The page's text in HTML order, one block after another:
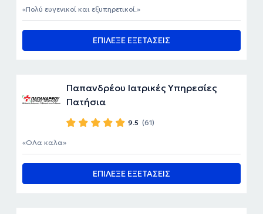
ΕΠΙΛΕΞΕ ΕΞΕΤΑΣΕΙΣ
Πολύ ευγενικοί και εξυπηρετικοί.
Παπανδρέου Ιατρικές Υπηρεσίες
Πατήσια
9.5 (61)
ΕΠΙΛΕΞΕ ΕΞΕΤΑΣΕΙΣ
ΟΛα καλα